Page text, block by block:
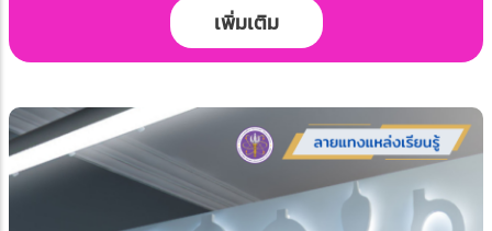
เพิ่มเติม